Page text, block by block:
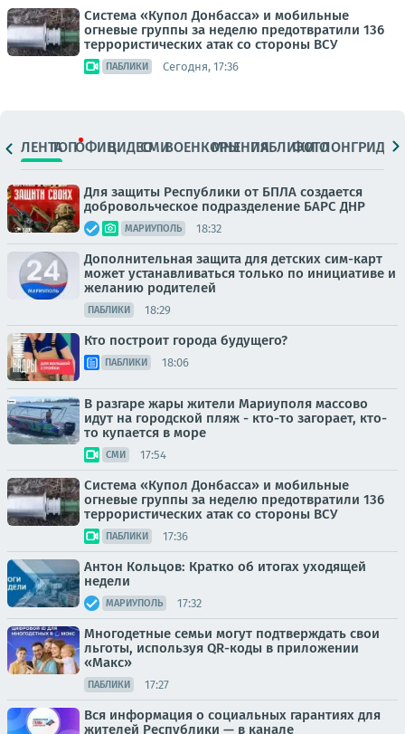
Система «Купол Донбасса» и мобильные
огневые группы за неделю предотвратили 136
террористических атак со стороны ВСУ
ПАБЛИКИ Сегодня, 17:36
ЛЕНТАТОПОФИЦ.ВИДЕОСМИВОЕНКОРЫМНЕНИЯПАБЛИКИ
ФОТОЛОНГРИДЫ
Для защиты Республики от БПЛА создается
добровольческое подразделение БАРС ДНР
МАРИУПОЛЬ 18:32
Дополнительная защита для детских сим-карт
может устанавливаться только по инициативе и
желанию родителей
ПАБЛИКИ 18:29
Кто построит города будущего?
ПАБЛИКИ 18:06
В разгаре жары жители Мариуполя массово
идут на городской пляж - кто-то загорает, кто-
то купается в море
СМИ 17:54
Система «Купол Донбасса» и мобильные
огневые группы за неделю предотвратили 136
террористических атак со стороны ВСУ
ПАБЛИКИ 17:36
Антон Кольцов: Кратко об итогах уходящей
недели
МАРИУПОЛЬ 17:32
Многодетные семьи могут подтверждать свои
льготы, используя QR-коды в приложении
«Макс»
ПАБЛИКИ 17:27
Вся информация о социальных гарантиях для
жителей Республики — в канале